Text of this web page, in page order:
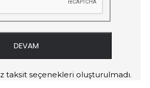
DEVAM
taksit seçenekleri oluşturulmadı.